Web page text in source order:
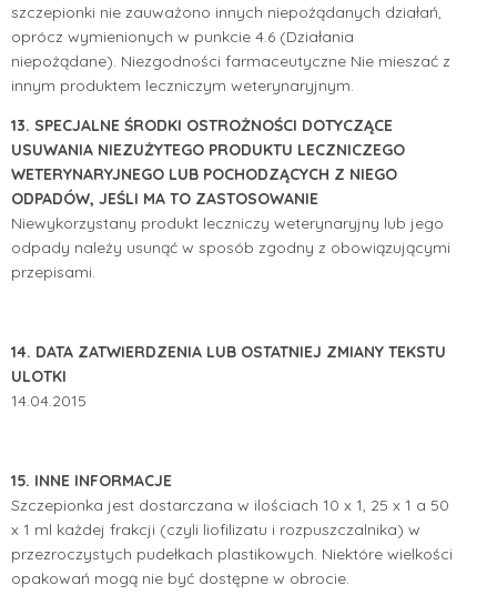
szczepionki nie zauważono innych niepożądanych działań,
oprócz wymienionych w punkcie 4.6 (Działania
niepożądane). Niezgodności farmaceutyczne Nie mieszać z
innym produktem leczniczym weterynaryjnym.
13. SPECJALNE ŚRODKI OSTROŻNOŚCI DOTYCZĄCE
USUWANIA NIEZUŻYTEGO PRODUKTU LECZNICZEGO
WETERYNARYJNEGO LUB POCHODZĄCYCH Z NIEGO
ODPADÓW, JEŚLI MA TO ZASTOSOWANIE
Niewykorzystany produkt leczniczy weterynaryjny lub jego
odpady należy usunąć w sposób zgodny z obowiązującymi
przepisami.
14. DATA ZATWIERDZENIA LUB OSTATNIEJ ZMIANY TEKSTU
ULOTKI
14.04.2015
15. INNE INFORMACJE
Szczepionka jest dostarczana w ilościach 10 x 1, 25 x 1 a 50
x 1 ml każdej frakcji (czyli liofilizatu i rozpuszczalnika) w
przezroczystych pudełkach plastikowych. Niektóre wielkości
opakowań mogą nie być dostępne w obrocie.